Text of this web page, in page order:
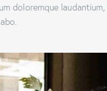
doloremque